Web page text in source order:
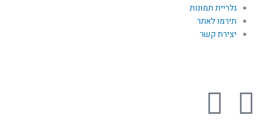
גלריית תמונות
תירמו לאתר
יצירת קשר
F
Y